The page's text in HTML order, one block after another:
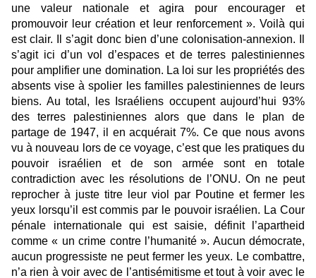
une valeur nationale et agira pour encourager et
promouvoir leur création et leur renforcement ». Voilà qui
est clair. Il s’agit donc bien d’une colonisation-annexion. Il
s’agit ici d’un vol d’espaces et de terres palestiniennes
pour amplifier une domination. La loi sur les propriétés des
absents vise à spolier les familles palestiniennes de leurs
biens. Au total, les Israéliens occupent aujourd’hui 93%
des terres palestiniennes alors que dans le plan de
partage de 1947, il en acquérait 7%. Ce que nous avons
vu à nouveau lors de ce voyage, c’est que les pratiques du
pouvoir israélien et de son armée sont en totale
contradiction avec les résolutions de l’ONU. On ne peut
reprocher à juste titre leur viol par Poutine et fermer les
yeux lorsqu’il est commis par le pouvoir israélien. La Cour
pénale internationale qui est saisie, définit l’apartheid
comme « un crime contre l’humanité ». Aucun démocrate,
aucun progressiste ne peut fermer les yeux. Le combattre,
n’a rien à voir avec de l’antisémitisme et tout à voir avec le